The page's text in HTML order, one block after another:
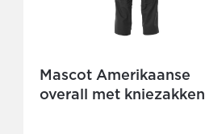
Mascot Amerikaanse
overall met kniezakken